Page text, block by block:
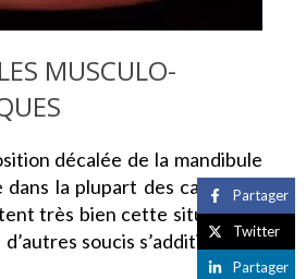
MUSCULO-
décalée de la mandibule
dans la plupart des cas et les
très bien cette situation…
d’autres soucis s’additionnent
Partager
Twitter
Partager